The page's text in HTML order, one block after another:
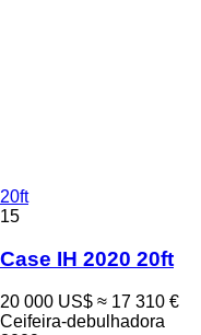
20ft
15
Case IH 2020 20ft
20 000 US$ ≈ 17 310 €
Ceifeira-debulhadora